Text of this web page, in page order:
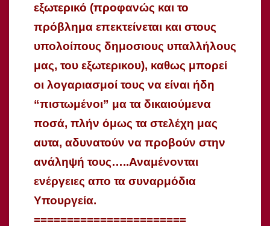
εξωτερικό (προφανώς και το
πρόβλημα επεκτείνεται και στους
υπολοίπους δημοσιους υπαλλήλους
μας, του εξωτερικου), καθως μπορεί
οι λογαριασμοί τους να είναι ήδη
“πιστωμένοι” μα τα δικαιούμενα
ποσά, πλήν όμως τα στελέχη μας
αυτα, αδυνατούν να προβούν στην
ανάληψή τους…..Αναμένονται
ενέργειες απο τα συναρμόδια
Υπουργεία.
=======================